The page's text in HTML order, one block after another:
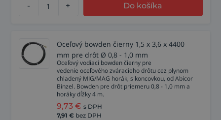
- + Do košíka
Oceľový bowden čierny 1,5 x 3,6 x 4400
mm pre drôt Ø 0,8 - 1,0 mm
Oceľový vodiaci bowden čierny pre
vedenie oceľového zváracieho drôtu cez plynom
chladený MIG/MAG horák, s koncovkou, od Abicor
Binzel. Bowden pre drôt priemeru 0,8 - 1,0 mm a
horáky dĺžky 4 m.
9,73 € s DPH
7,91 € bez DPH